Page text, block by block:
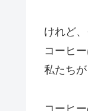
けれど
コーヒ
私たち
コーヒ